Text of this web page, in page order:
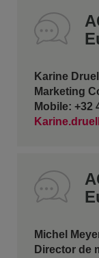
Karine
Marketing
Mobile: +32
Michel
Director de